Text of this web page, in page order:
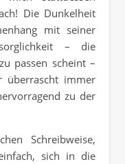
Die Dunkelheit
mit seiner
– die
passen scheint –
überrascht immer
zu der
Schreibweise,
sich in die